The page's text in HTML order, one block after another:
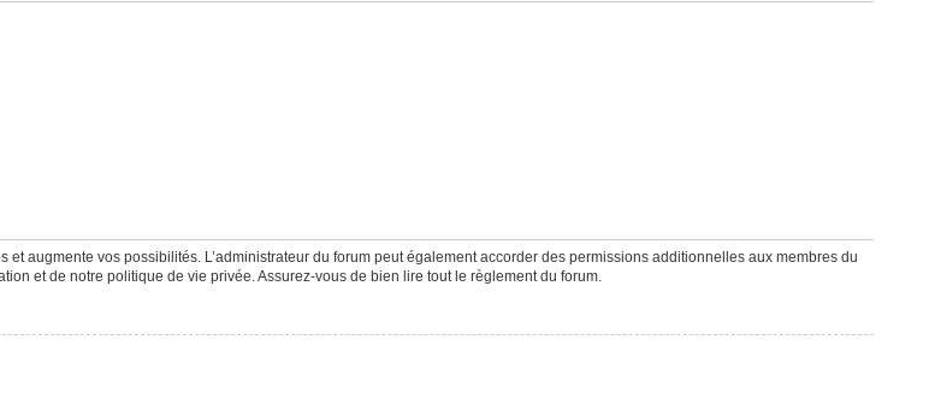
augmente vos possibilités. L’administrateur du forum peut également accorder des permissions additionnelles aux membres du
et de notre politique de vie privée. Assurez-vous de bien lire tout le règlement du forum.